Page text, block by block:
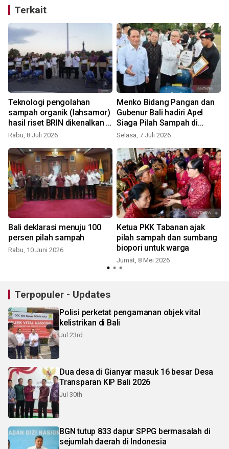
Terkait
Teknologi pengolahan
sampah organik (lahsamor)
hasil riset BRIN dikenalkan di
Bali
Rabu, 8 Juli 2026
Menko Bidang Pangan dan
Gubenur Bali hadiri Apel
Siaga Pilah Sampah di
Denpasar
Selasa, 7 Juli 2026
Bali deklarasi menuju 100
persen pilah sampah
Rabu, 10 Juni 2026
Ketua PKK Tabanan ajak
pilah sampah dan sumbang
biopori untuk warga
Jumat, 8 Mei 2026
Terpopuler - Updates
Polisi perketat pengamanan objek vital
kelistrikan di Bali
Jul 23rd
Dua desa di Gianyar masuk 16 besar Desa
Transparan KIP Bali 2026
Jul 30th
BGN tutup 833 dapur SPPG bermasalah di
sejumlah daerah di Indonesia